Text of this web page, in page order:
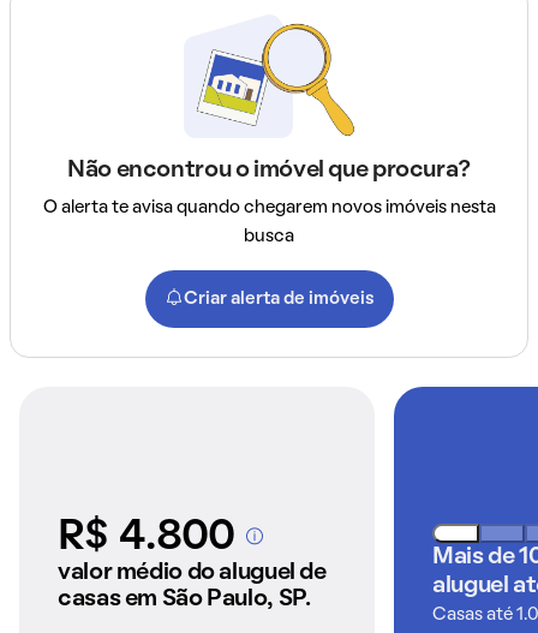
Não encontrou o imóvel que procura?
O alerta te avisa quando chegarem novos imóveis nesta
busca
Criar alerta de imóveis
R$ 4.800A partir dos imóveis
anunciados pelo
QuintoAndar
valor médio do aluguel de
casas em São Paulo, SP.
Mais de
aluguel
Casas até